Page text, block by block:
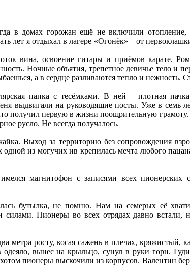
в домах горожан ещё не включили отопление,
лет я отдыхал в лагере «Огонёк» – от
вина, освоение гитары и приёмов карате.
Ночные объятия, трепетное девичье тело и
а в сердце разливаются тепло и нежность.
папка с тесёмками. В ней – плотная
выдвигали на руководящие посты. Уже в семь
получил первую в жизни поощрительную
русло. Не всегда получалось.
Выход за территорию без сопровождения
из могучих ив крепилась мечта любого
магнитофон с записями всех пионерских
бутылка, не помню. Нам на семерых её
Пионеры во всех отрядах давно встали,
метра росту, косая сажень в плечах, кряжистый,
вынес на крыльцо, сунул в руки горн.
пионеры выскочили из корпусов. Валентин